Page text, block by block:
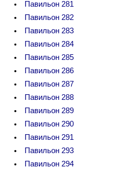
Павильон 281
Павильон 282
Павильон 283
Павильон 284
Павильон 285
Павильон 286
Павильон 287
Павильон 288
Павильон 289
Павильон 290
Павильон 291
Павильон 293
Павильон 294